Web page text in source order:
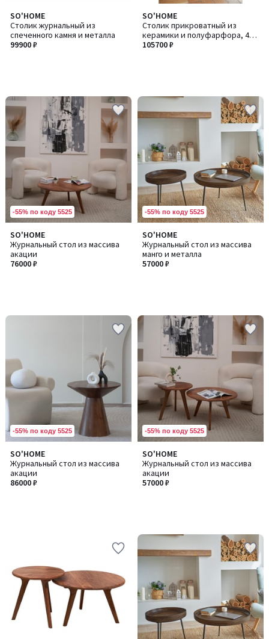
SO'HOME
Столик журнальный из
спеченного камня и металла
99900 ₽
SO'HOME
Столик прикроватный из
керамики и полуфарфора, 40
см
105700 ₽
-55% по коду 5525
SO'HOME
Журнальный стол из массива
акации
76000 ₽
-55% по коду 5525
SO'HOME
Журнальный стол из массива
манго и металла
57000 ₽
-55% по коду 5525
SO'HOME
Журнальный стол из массива
акации
86000 ₽
-55% по коду 5525
SO'HOME
Журнальный стол из массива
акации
57000 ₽